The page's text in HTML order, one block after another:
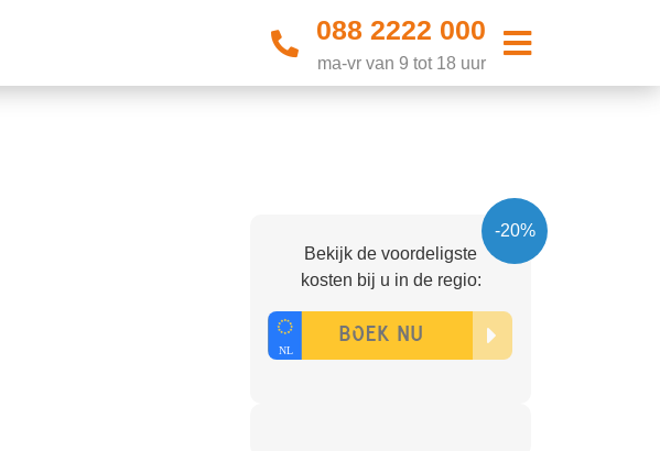
088 2222 000
ma-vr van 9 tot 18 uur
-20%
Bekijk de voordeligste
kosten bij u in de regio: